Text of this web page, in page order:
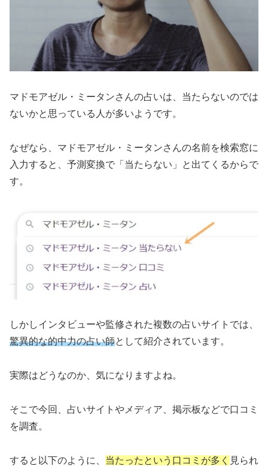
マドモアゼル・ミータンさんの占いは、当たらないのでは
ないかと思っている人が多いようです。
なぜなら、マドモアゼル・ミータンさんの名前を検索窓に
入力すると、予測変換で「当たらない」と出てくるからで
す。
しかしインタビューや監修された複数の占いサイトでは、
驚異的な的中力の占い師として紹介されています。
実際はどうなのか、気になりますよね。
そこで今回、占いサイトやメディア、掲示板などで口コミ
を調査。
すると以下のように、 当たったという口コミが多く 見られ